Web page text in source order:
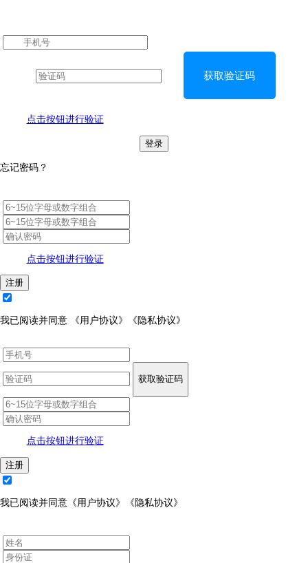
获取验证码
点击按钮进行验证
登录
忘记密码？
点击按钮进行验证
注册
我已阅读并同意 《用户协议》 《隐私协议》
获取验证码
点击按钮进行验证
注册
我已阅读并同意 《用户协议》 《隐私协议》